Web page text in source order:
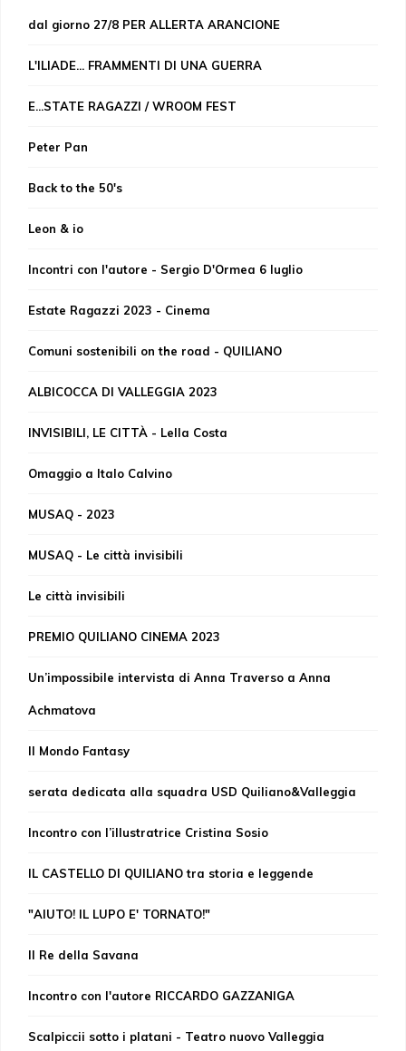
dal giorno 27/8 PER ALLERTA ARANCIONE
L'ILIADE... FRAMMENTI DI UNA GUERRA
E...STATE RAGAZZI / WROOM FEST
Peter Pan
Back to the 50's
Leon & io
Incontri con l'autore - Sergio D'Ormea 6 luglio
Estate Ragazzi 2023 - Cinema
Comuni sostenibili on the road - QUILIANO
ALBICOCCA DI VALLEGGIA 2023
INVISIBILI, LE CITTÀ - Lella Costa
Omaggio a Italo Calvino
MUSAQ - 2023
MUSAQ - Le città invisibili
Le città invisibili
PREMIO QUILIANO CINEMA 2023
Un’impossibile intervista di Anna Traverso a Anna
Achmatova
Il Mondo Fantasy
serata dedicata alla squadra USD Quiliano&Valleggia
Incontro con l’illustratrice Cristina Sosio
IL CASTELLO DI QUILIANO tra storia e leggende
"AIUTO! IL LUPO E' TORNATO!"
Il Re della Savana
Incontro con l'autore RICCARDO GAZZANIGA
Scalpiccii sotto i platani - Teatro nuovo Valleggia